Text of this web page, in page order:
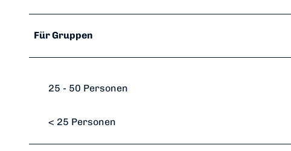
Für Gruppen
25 - 50 Personen
< 25 Personen